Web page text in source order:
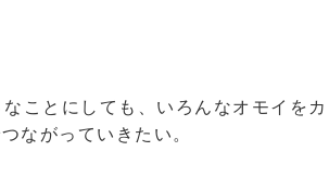
ことにしても、いろんなオモイをカ
ながっていきたい。